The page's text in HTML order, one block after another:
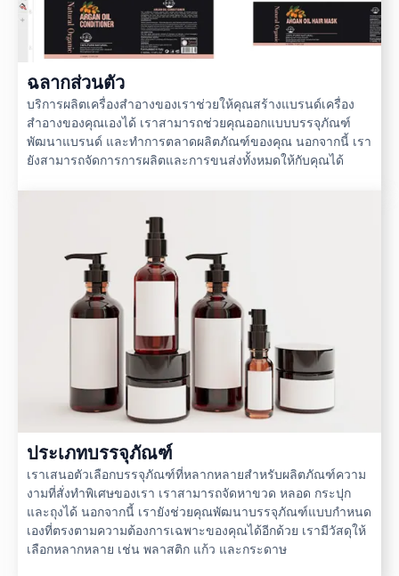
ฉลากส่วนตัว
บริการผลิตเครื่องสำอางของเราช่วยให้คุณสร้างแบรนด์เครื่อง
สำอางของคุณเองได้ เราสามารถช่วยคุณออกแบบบรรจุภัณฑ์
พัฒนาแบรนด์ และทำการตลาดผลิตภัณฑ์ของคุณ นอกจากนี้ เรา
ยังสามารถจัดการการผลิตและการขนส่งทั้งหมดให้กับคุณได้
ประเภทบรรจุภัณฑ์
เราเสนอตัวเลือกบรรจุภัณฑ์ที่หลากหลายสำหรับผลิตภัณฑ์ความ
งามที่สั่งทำพิเศษของเรา เราสามารถจัดหาขวด หลอด กระปุก
และถุงได้ นอกจากนี้ เรายังช่วยคุณพัฒนาบรรจุภัณฑ์แบบกำหนด
เองที่ตรงตามความต้องการเฉพาะของคุณได้อีกด้วย เรามีวัสดุให้
เลือกหลากหลาย เช่น พลาสติก แก้ว และกระดาษ